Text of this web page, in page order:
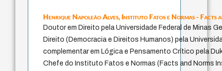
Henrique Napoleão Alves, Instituto Fatos e Normas - Facts
Doutor em Direito pela Universidade Federal de Minas
Direito (Democracia e Direitos Humanos) pela
complementar em Lógica e Pensamento Crítico pela
Chefe do Instituto Fatos e Normas (Facts and Norms